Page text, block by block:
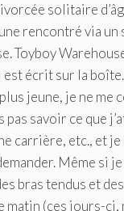
solitaire
rencontré via un
Toyboy
est écrit sur la
jeune, je ne me
pas savoir ce que
carrière, etc., et je
Même si
bras tendus et
matin (ces jours-ci,